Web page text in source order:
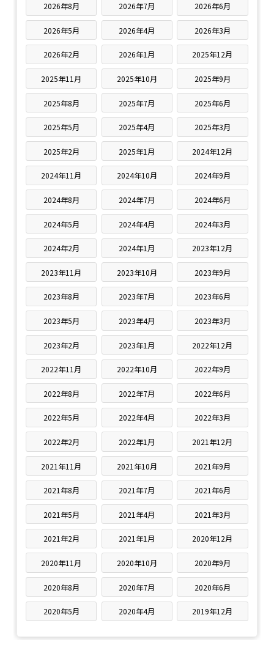
2026年8月 2026年7月 2026年6月
2026年5月 2026年4月 2026年3月
2026年2月 2026年1月 2025年12月
2025年11月 2025年10月 2025年9月
2025年8月 2025年7月 2025年6月
2025年5月 2025年4月 2025年3月
2025年2月 2025年1月 2024年12月
2024年11月 2024年10月 2024年9月
2024年8月 2024年7月 2024年6月
2024年5月 2024年4月 2024年3月
2024年2月 2024年1月 2023年12月
2023年11月 2023年10月 2023年9月
2023年8月 2023年7月 2023年6月
2023年5月 2023年4月 2023年3月
2023年2月 2023年1月 2022年12月
2022年11月 2022年10月 2022年9月
2022年8月 2022年7月 2022年6月
2022年5月 2022年4月 2022年3月
2022年2月 2022年1月 2021年12月
2021年11月 2021年10月 2021年9月
2021年8月 2021年7月 2021年6月
2021年5月 2021年4月 2021年3月
2021年2月 2021年1月 2020年12月
2020年11月 2020年10月 2020年9月
2020年8月 2020年7月 2020年6月
2020年5月 2020年4月 2019年12月